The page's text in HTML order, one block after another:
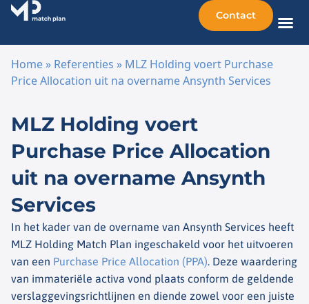
Contact
Home » Referenties » MLZ Holding voert Purchase
Price Allocation uit na overname Ansynth Services
MLZ Holding voert
Purchase Price Allocation
uit na overname Ansynth
Services
In het kader van de overname van Ansynth Services heeft
MLZ Holding Match Plan ingeschakeld voor het uitvoeren
van een Purchase Price Allocation (PPA). Deze waardering
van immateriële activa vond plaats conform de geldende
verslaggevingsrichtlijnen en diende zowel voor een juiste